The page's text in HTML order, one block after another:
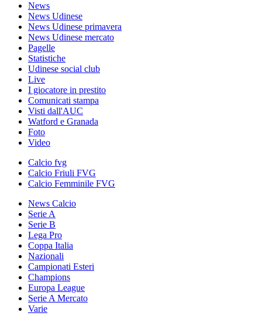
News
News Udinese
News Udinese primavera
News Udinese mercato
Pagelle
Statistiche
Udinese social club
Live
I giocatore in prestito
Comunicati stampa
Visti dall'AUC
Watford e Granada
Foto
Video
Calcio fvg
Calcio Friuli FVG
Calcio Femminile FVG
News Calcio
Serie A
Serie B
Lega Pro
Coppa Italia
Nazionali
Campionati Esteri
Champions
Europa League
Serie A Mercato
Varie